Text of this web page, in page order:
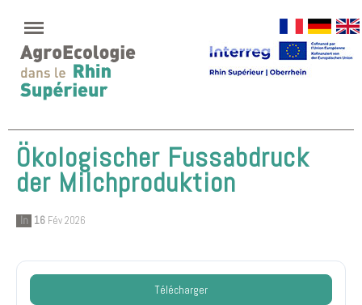
Ökologischer Fussabdruck
der Milchproduktion
In 16 Fév 2026
Télécharger